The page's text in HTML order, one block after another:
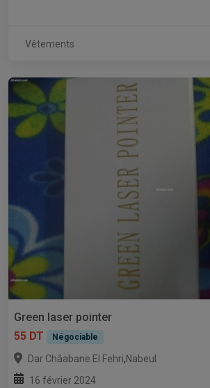
Vêtements
Green laser pointer
55 DT
Négociable
Dar Châabane El Fehri,Nabeul
16 février 2024